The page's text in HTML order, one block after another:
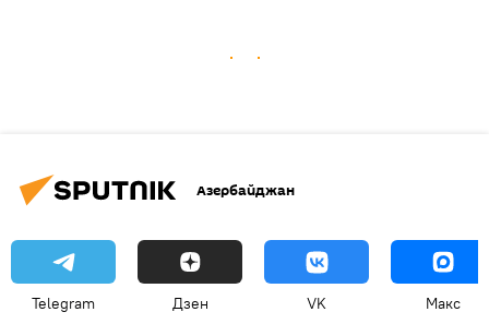
Азербайджан
Telegram Дзен VK Макс